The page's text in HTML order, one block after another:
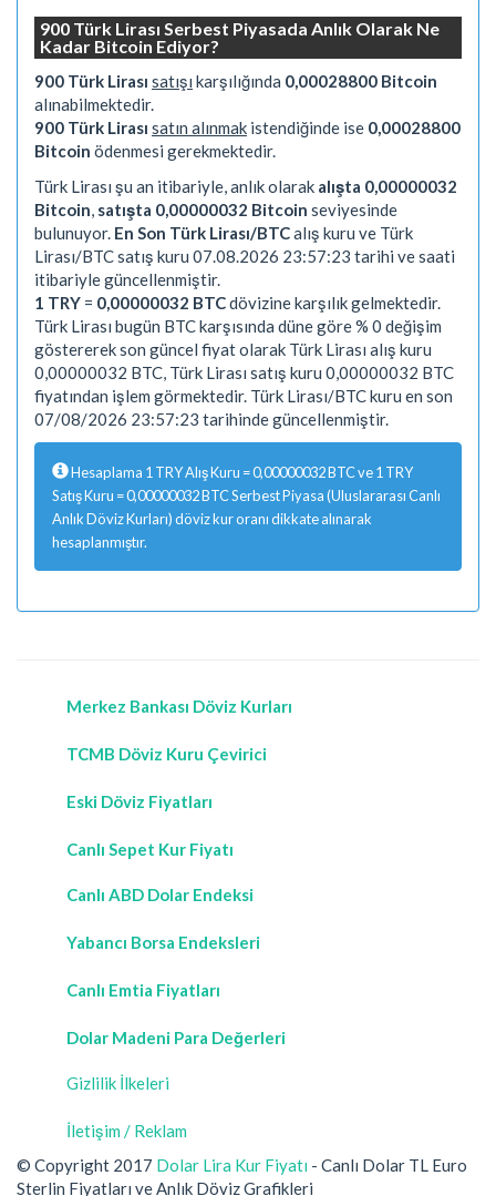
900 Türk Lirası Serbest Piyasada Anlık Olarak Ne
Kadar Bitcoin Ediyor?
900 Türk Lirası satışı karşılığında 0,00028800 Bitcoin
alınabilmektedir.
900 Türk Lirası satın alınmak istendiğinde ise 0,00028800
Bitcoin ödenmesi gerekmektedir.
Türk Lirası şu an itibariyle, anlık olarak alışta 0,00000032
Bitcoin satışta 0,00000032 Bitcoin seviyesinde
bulunuyor. En Son Türk Lirası/BTCalış kuru ve Türk
Lirası/BTC satış kuru 07.08.2026 23:57:23 tarihi ve saati
itibariyle güncellenmiştir.
1 TRY = 0,00000032 BTCdövizine karşılık gelmektedir.
Türk Lirası bugün BTC karşısında düne göre % 0 değişim
göstererek son güncel fiyat olarak Türk Lirası alış kuru
0,00000032 BTC, Türk Lirası satış kuru 0,00000032 BTC
fiyatından işlem görmektedir. Türk Lirası/BTC kuru en son
07/08/2026 23:57:23 tarihinde güncellenmiştir.
Hesaplama 1 TRY Alış Kuru = 0,00000032 BTC ve 1 TRY
Satış Kuru = 0,00000032 BTC Serbest Piyasa (Uluslararası Canlı
Anlık Döviz Kurları) döviz kur oranı dikkate alınarak
hesaplanmıştır.
Merkez Bankası Döviz Kurları
TCMB Döviz Kuru Çevirici
Eski Döviz Fiyatları
Canlı Sepet Kur Fiyatı
Canlı ABD Dolar Endeksi
Yabancı Borsa Endeksleri
Canlı Emtia Fiyatları
Dolar Madeni Para Değerleri
Gizlilik İlkeleri
İletişim / Reklam
© Copyright 2017 Dolar Lira Kur Fiyatı - Canlı Dolar TL Euro
Sterlin Fiyatları ve Anlık Döviz Grafikleri